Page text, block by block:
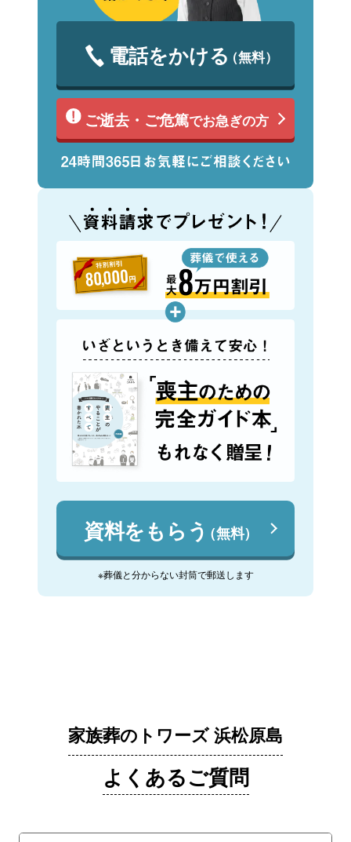
電話をかける（無料）
ご逝去・ご危篤でお急ぎの方
資料をもらう（無料）
※葬儀と分からない封筒で郵送します
家族葬のトワーズ 浜松原島
よくあるご質問